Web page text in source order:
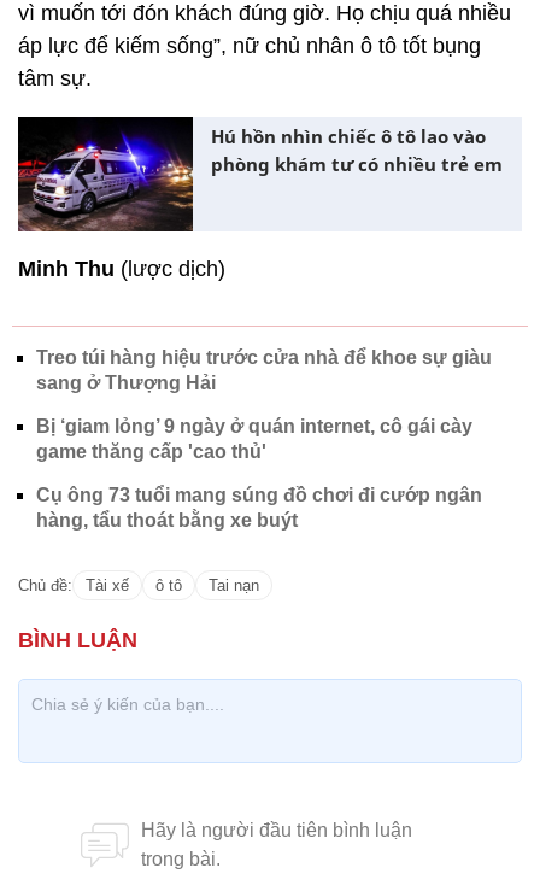
vì muốn tới đón khách đúng giờ. Họ chịu quá nhiều
áp lực để kiếm sống”, nữ chủ nhân ô tô tốt bụng
tâm sự.
Hú hồn nhìn chiếc ô tô lao vào
phòng khám tư có nhiều trẻ em
Minh Thu (lược dịch)
Treo túi hàng hiệu trước cửa nhà để khoe sự giàu
sang ở Thượng Hải
Bị ‘giam lỏng’ 9 ngày ở quán internet, cô gái cày
game thăng cấp 'cao thủ'
Cụ ông 73 tuổi mang súng đồ chơi đi cướp ngân
hàng, tẩu thoát bằng xe buýt
Chủ đề: Tài xế ô tô Tai nạn